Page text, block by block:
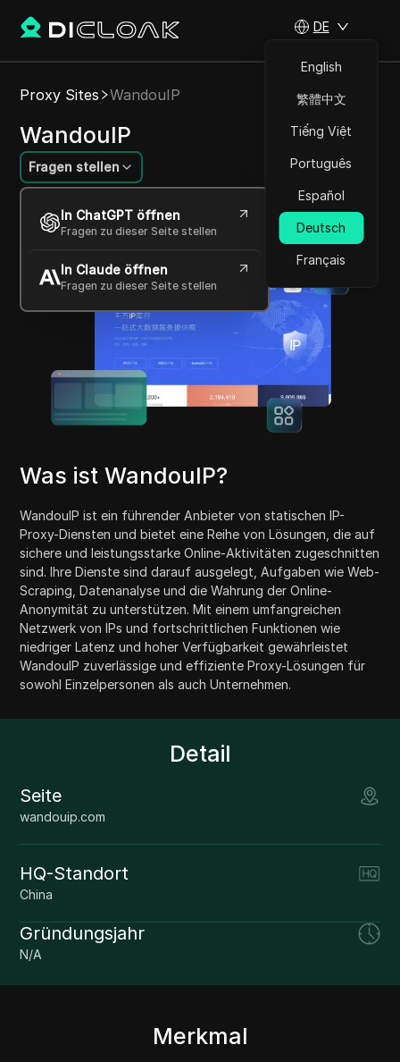
DE
English
繁體中文
Tiếng Việt
Português
Español
Deutsch
Français
Proxy Sites WandouIP
WandouIP
Fragen stellen
In ChatGPT öffnen
Fragen zu dieser Seite stellen
In Claude öffnen
Fragen zu dieser Seite stellen
Hochwertige, zuverlässige Proxys für
verschiedene Online-Aufgaben
Was ist WandouIP?
WandouIP ist ein führender Anbieter von statischen IP-
Proxy-Diensten und bietet eine Reihe von Lösungen, die auf
sichere und leistungsstarke Online-Aktivitäten zugeschnitten
sind. Ihre Dienste sind darauf ausgelegt, Aufgaben wie Web-
Scraping, Datenanalyse und die Wahrung der Online-
Anonymität zu unterstützen. Mit einem umfangreichen
Netzwerk von IPs und fortschrittlichen Funktionen wie
niedriger Latenz und hoher Verfügbarkeit gewährleistet
WandouIP zuverlässige und effiziente Proxy-Lösungen für
sowohl Einzelpersonen als auch Unternehmen.
Detail
Seite
wandouip.com
HQ-Standort
China
Gründungsjahr
N/A
Merkmal